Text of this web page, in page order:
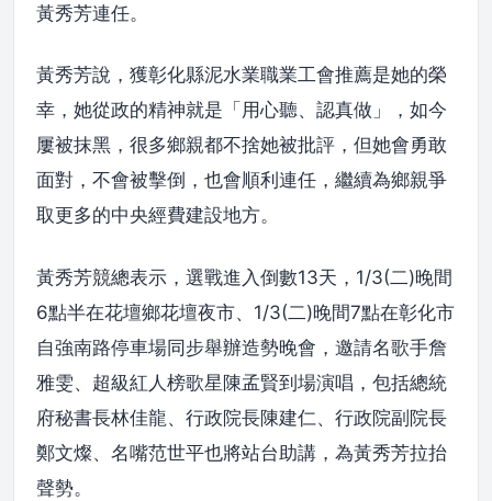
黃秀芳連任。
黃秀芳說，獲彰化縣泥水業職業工會推薦是她的榮
幸，她從政的精神就是「用心聽、認真做」，如今
屢被抹黑，很多鄉親都不捨她被批評，但她會勇敢
面對，不會被擊倒，也會順利連任，繼續為鄉親爭
取更多的中央經費建設地方。
黃秀芳競總表示，選戰進入倒數13天，1/3(二)晚間
6點半在花壇鄉花壇夜市、1/3(二)晚間7點在彰化市
自強南路停車場同步舉辦造勢晚會，邀請名歌手詹
雅雯、超級紅人榜歌星陳孟賢到場演唱，包括總統
府秘書長林佳龍、行政院長陳建仁、行政院副院長
鄭文燦、名嘴范世平也將站台助講，為黃秀芳拉抬
聲勢。